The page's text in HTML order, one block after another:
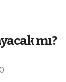
mı?
0